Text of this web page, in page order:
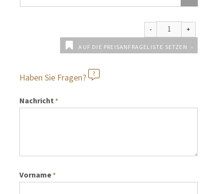
AUF DIE PREISANFRAGELISTE SETZEN
Haben Sie Fragen?
Nachricht*
Vorname*